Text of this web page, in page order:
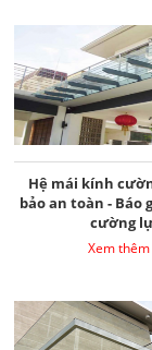
Hệ mái kính
bảo an toàn - Báo
cường
Xem